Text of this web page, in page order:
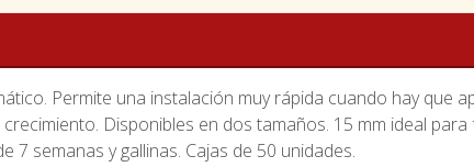
Permite una instalación muy rápida cuando hay que
Disponibles en dos tamaños. 15 mm ideal
7 semanas y gallinas. Cajas de 50 unidades.